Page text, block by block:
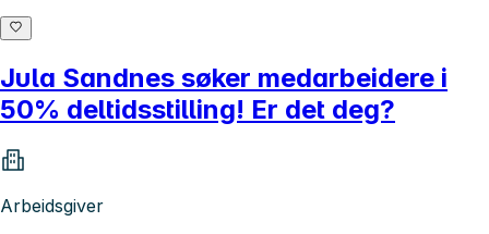
Jula Sandnes søker medarbeidere i
50% deltidsstilling! Er det deg?
Arbeidsgiver